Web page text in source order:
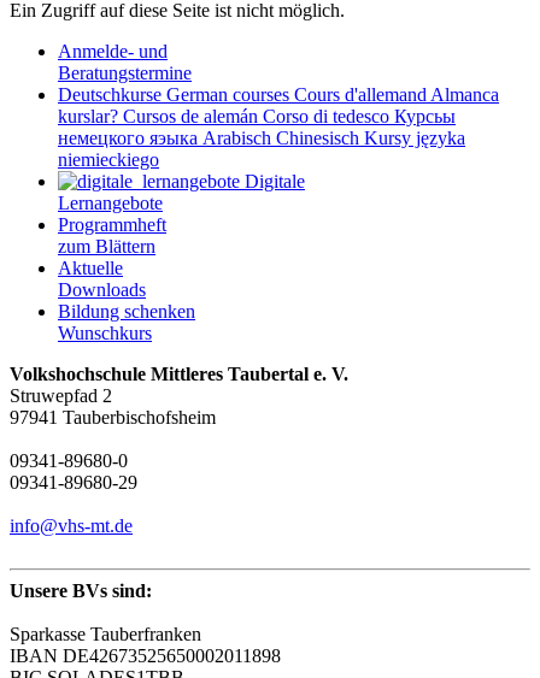
Ein Zugriff auf diese Seite ist nicht möglich.
Anmelde- und
Beratungstermine
Deutschkurse German courses Cours d'allemand Almanca
kurslar? Cursos de alemán Corso di tedesco Курсьы
немецкого яэыка Arabisch Chinesisch Kursy języka
niemieckiego
Digitale
Lernangebote
Programmheft
zum Blättern
Aktuelle
Downloads
Bildung schenken
Wunschkurs
Volkshochschule Mittleres Taubertal e. V.
Struwepfad 2
97941 Tauberbischofsheim
09341-89680-0
09341-89680-29
info@vhs-mt.de
Unsere BVs sind:
Sparkasse Tauberfranken
IBAN DE42673525650002011898